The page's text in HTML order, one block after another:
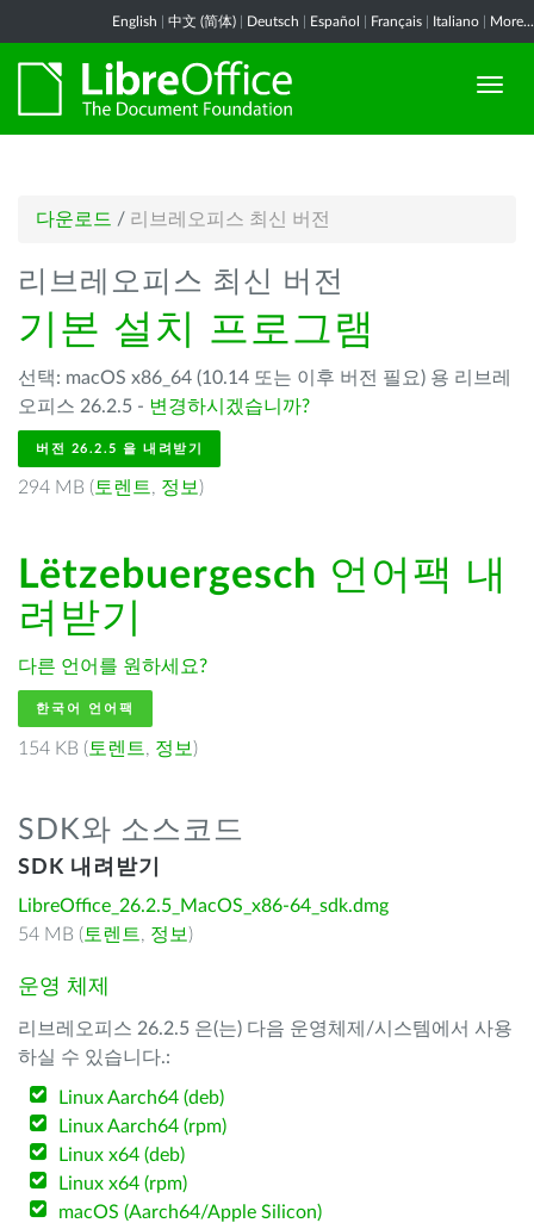
English 中文 (简体) Deutsch Español Français Italiano More...
다운로드 / 리브레오피스 최신 버전
리브레오피스 최신 버전
기본 설치 프로그램
선택: macOS x86_64 (10.14 또는 이후 버전 필요) 용 리브레
오피스 26.2.5 - 변경하시겠습니까?
버전 26.2.5 을 내려받기
294 MB ( 토렌트, 정보 )
Lëtzebuergesch 언어팩 내
려받기
다른 언어를 원하세요?
한국어 언어팩
154 KB ( 토렌트, 정보 )
SDK와 소스코드
SDK 내려받기
LibreOffice_26.2.5_MacOS_x86-64_sdk.dmg
54 MB ( 토렌트, 정보 )
운영 체제
리브레오피스 26.2.5 은(는) 다음 운영체제/시스템에서 사용
하실 수 있습니다.:
Linux Aarch64 (deb)
Linux Aarch64 (rpm)
Linux x64 (deb)
Linux x64 (rpm)
macOS (Aarch64/Apple Silicon)